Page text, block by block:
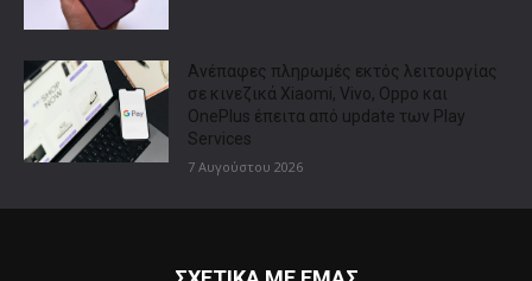
Ανέπαφες πληρωμές εκτός λειτουργίας
σε κινεζικά Xiaomi, Vivo, Oppo και
OnePlus έπειτα από update των Play
Services
7 Αυγούστου 2026